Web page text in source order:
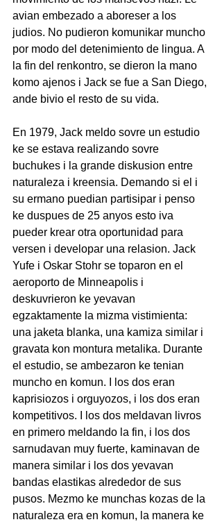
avian embezado a aboreser a los
judios. No pudieron komunikar muncho
por modo del detenimiento de lingua. A
la fin del renkontro, se dieron la mano
komo ajenos i Jack se fue a San Diego,
ande bivio el resto de su vida.
En 1979, Jack meldo sovre un estudio
ke se estava realizando sovre
buchukes i la grande diskusion entre
naturaleza i kreensia. Demando si el i
su ermano puedian partisipar i penso
ke duspues de 25 anyos esto iva
pueder krear otra oportunidad para
versen i developar una relasion. Jack
Yufe i Oskar Stohr se toparon en el
aeroporto de Minneapolis i
deskuvrieron ke yevavan
egzaktamente la mizma vistimienta:
una jaketa blanka, una kamiza similar i
gravata kon montura metalika. Durante
el estudio, se ambezaron ke tenian
muncho en komun. I los dos eran
kaprisiozos i orguyozos, i los dos eran
kompetitivos. I los dos meldavan livros
en primero meldando la fin, i los dos
sarnudavan muy fuerte, kaminavan de
manera similar i los dos yevavan
bandas elastikas alrededor de sus
pusos. Mezmo ke munchas kozas de la
naturaleza era en komun, la manera ke